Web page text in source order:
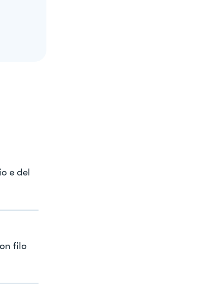
e del
filo